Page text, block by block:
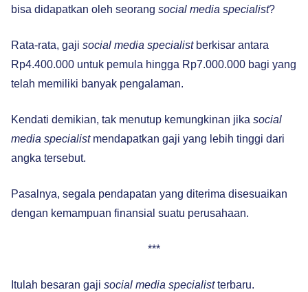
bisa didapatkan oleh seorang social media specialist?
Rata-rata, gaji social media specialistberkisar antara
Rp4.400.000 untuk pemula hingga Rp7.000.000 bagi yang
telah memiliki banyak pengalaman.
Kendati demikian, tak menutup kemungkinan jika social
media specialistmendapatkan gaji yang lebih tinggi dari
angka tersebut.
Pasalnya, segala pendapatan yang diterima disesuaikan
dengan kemampuan finansial suatu perusahaan.
***
Itulah besaran gaji social media specialistterbaru.